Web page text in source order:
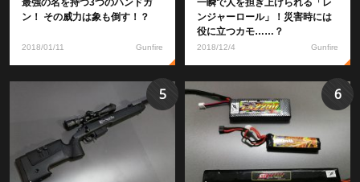
最強の名を持つ3つのハンドガ
ン！ その威力は象も倒す！？
2018/01/11 Gunfire
一瞬で人を担ぎ上げられる「レ
ンジャーロール」！災害時には
役に立つカモ……？
2018/12/4 Gunfire
5 6